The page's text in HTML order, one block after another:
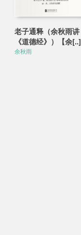
老子通释（余秋雨讲
《道德经》）【余[..]
余秋雨